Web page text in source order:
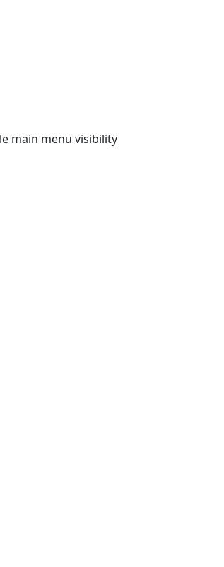
main menu visibility